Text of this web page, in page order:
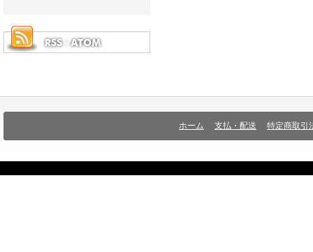
ホーム 支払・配送 特定商取引